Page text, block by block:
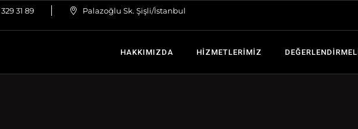
31 89 Palazoğlu Sk. Şişli/İstanbul
HAKKIMIZDA HIZMETLERIMIZ